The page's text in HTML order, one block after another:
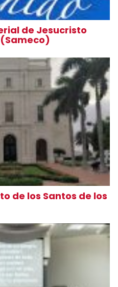
de Jesucristo
de los Santos de los